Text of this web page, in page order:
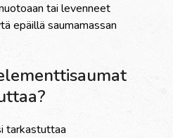
tai levenneet
epäillä saumamassan
tarkastuttaa